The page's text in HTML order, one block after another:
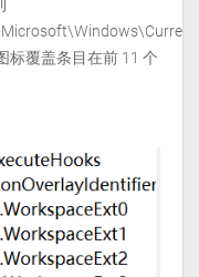
标覆盖条目在前 11 个